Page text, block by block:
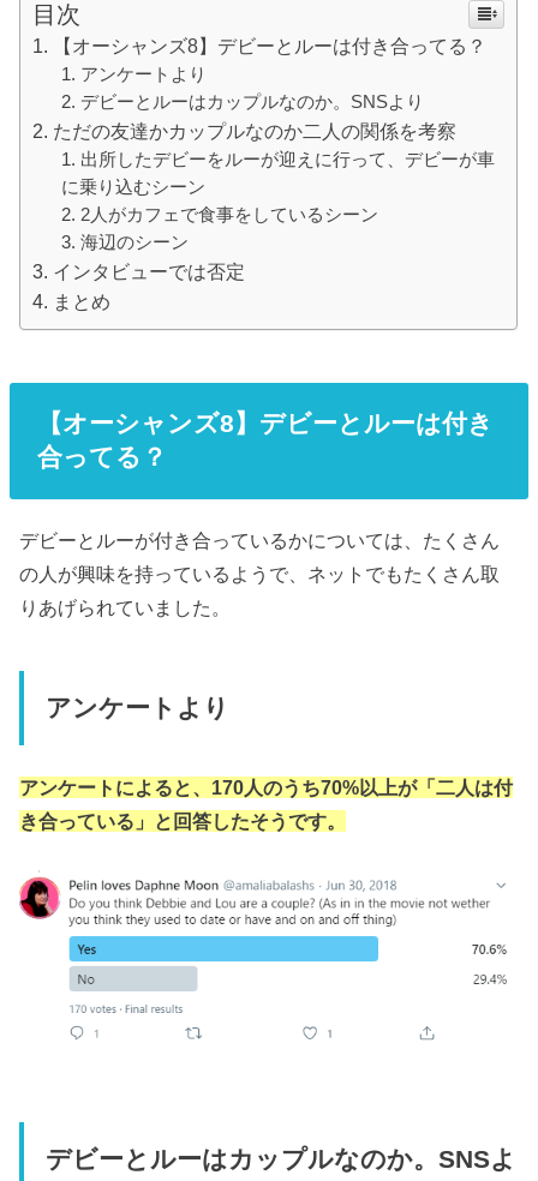
目次
【オーシャンズ8】デビーとルーは付き合ってる？
アンケートより
デビーとルーはカップルなのか。SNSより
ただの友達かカップルなのか二人の関係を考察
出所したデビーをルーが迎えに行って、デビーが車
に乗り込むシーン
2人がカフェで食事をしているシーン
海辺のシーン
インタビューでは否定
まとめ
【オーシャンズ8】デビーとルーは付き
合ってる？
デビーとルーが付き合っているかについては、たくさん
の人が興味を持っているようで、ネットでもたくさん取
りあげられていました。
アンケートより
アンケートによると、170人のうち70%以上が「二人は付
き合っている」と回答したそうです。
デビーとルーはカップルなのか。SNSよ